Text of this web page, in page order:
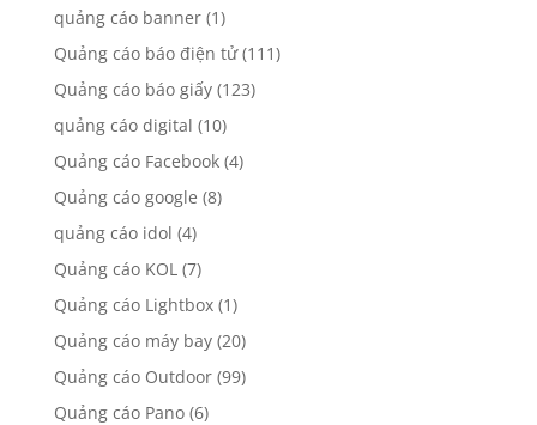
quảng cáo banner(1)
Quảng cáo báo điện tử(111)
Quảng cáo báo giấy(123)
quảng cáo digital (10)
Quảng cáo Facebook(4)
Quảng cáo google (8)
quảng cáo idol (4)
Quảng cáo KOL (7)
Quảng cáo Lightbox(1)
Quảng cáo máy bay(20)
Quảng cáo Outdoor(99)
Quảng cáo Pano(6)